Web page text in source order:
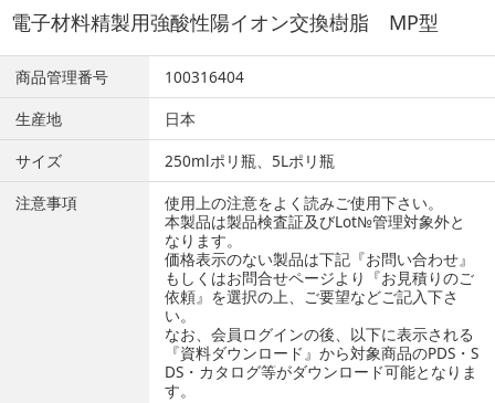
電子材料精製用強酸性陽イオン交換樹脂 MP型
商品管理番号
100316404
生産地
日本
サイズ
250mlポリ瓶、5Lポリ瓶
注意事項
使用上の注意をよく読みご使用下さい。
本製品は製品検査証及びLot№管理対象外と
なります。
価格表示のない製品は下記『お問い合わせ』
もしくはお問合せページより『お見積りのご
依頼』を選択の上、ご要望などご記入下さ
い。
なお、会員ログインの後、以下に表示される
『資料ダウンロード』から対象商品のPDS・S
DS・カタログ等がダウンロード可能となりま
す。